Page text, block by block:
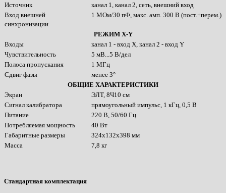
Источник
канал 1, канал 2, сеть, внешний вход
Вход внешней
синхронизации
1 МОм/30 пФ, макс. амп. 300 В (пост.+перем.)
РЕЖИМ X-Y
Входы
канал 1 - вход X, канал 2 - вход Y
Чувствительность
5 мВ...5 В/дел
Полоса пропускания
1 МГц
Сдвиг фазы
менее 3°
ОБЩИЕ ХАРАКТЕРИСТИКИ
Экран
ЭЛТ, 8Ч10 см
Сигнал калибратора
прямоугольный импульс, 1 кГц, 0,5 В
Питание
220 В, 50/60 Гц
Потребляемая мощность
40 Вт
Габаритные размеры
324х132х398 мм
Масса
7,8 кг
Стандартная комплектация